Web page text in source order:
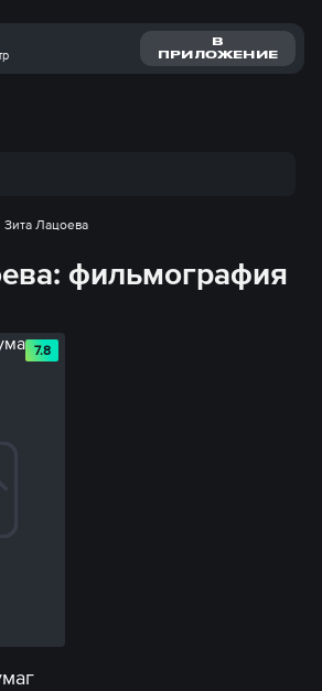
В
ПРИЛОЖЕНИЕ
Зита Лацоева
фильмография
7.8